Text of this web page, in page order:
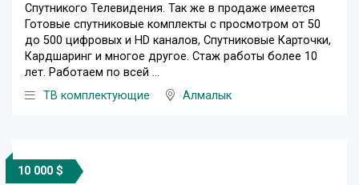
Спутникого Телевидения. Так же в продаже имеется
Готовые спутниковые комплекты с просмотром от 50
до 500 цифровых и HD каналов, Спутниковые Карточки,
Кардшаринг и многое другое. Стаж работы более 10
лет. Работаем по всей ...
ТВ комплектующие
Алмалык
10 000 $